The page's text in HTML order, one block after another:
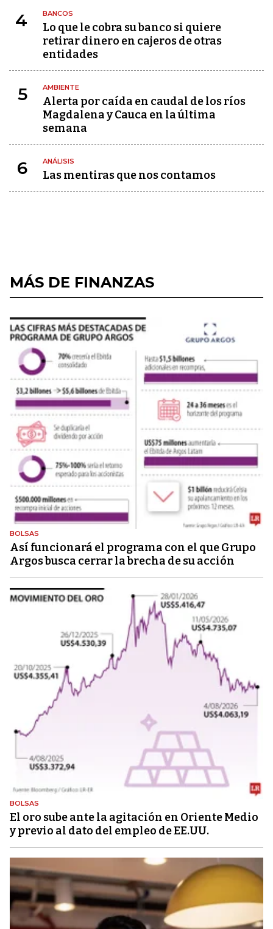
4 BANCOS
Lo que le cobra su banco si quiere
retirar dinero en cajeros de otras
entidades
5 AMBIENTE
Alerta por caída en caudal de los ríos
Magdalena y Cauca en la última
semana
6 ANÁLISIS
Las mentiras que nos contamos
MÁS DE FINANZAS
BOLSAS
Así funcionará el programa con el que Grupo
Argos busca cerrar la brecha de su acción
BOLSAS
El oro sube ante la agitación en Oriente Medio
y previo al dato del empleo de EE.UU.